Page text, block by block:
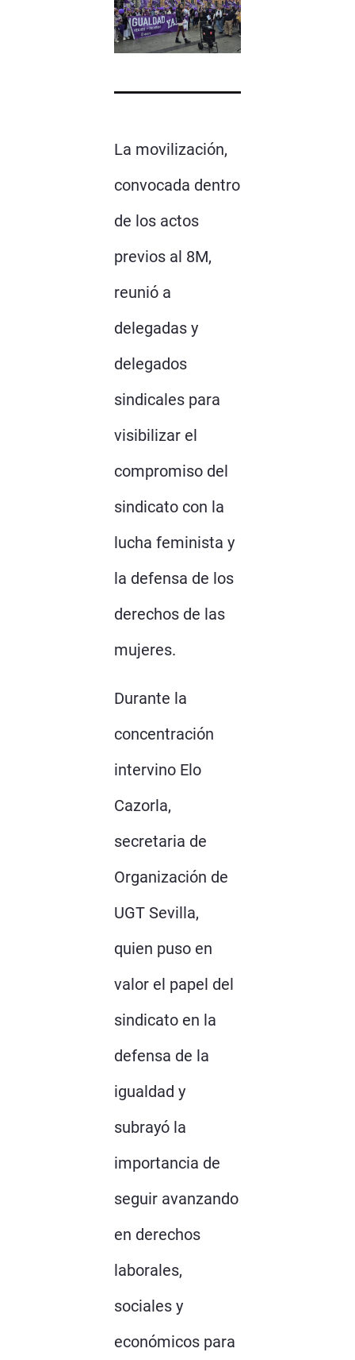
La movilización,
convocada dentro
de los actos
previos al 8M,
reunió a
delegadas y
delegados
sindicales para
visibilizar el
compromiso del
sindicato con la
lucha feminista y
la defensa de los
derechos de las
mujeres.
Durante la
concentración
intervino Elo
Cazorla,
secretaria de
Organización de
UGT Sevilla,
quien puso en
valor el papel del
sindicato en la
defensa de la
igualdad y
subrayó la
importancia de
seguir avanzando
en derechos
laborales,
sociales y
económicos para